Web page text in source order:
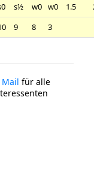
s½ w0 w0 1.5
9 8 3
für alle